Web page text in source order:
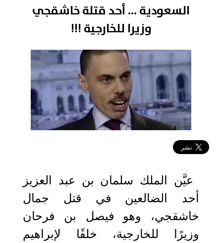
السعودية ... أحد قتلة خاشقجي
وزيرا للخارجية !!!
عيَّن الملك سلمان بن عبد العزيز
أحد الضالعين في قتل جمال
خاشقجي، وهو فيصل بن فرحان
وزيرًا للخارجية، خلفًا لإبراهيم